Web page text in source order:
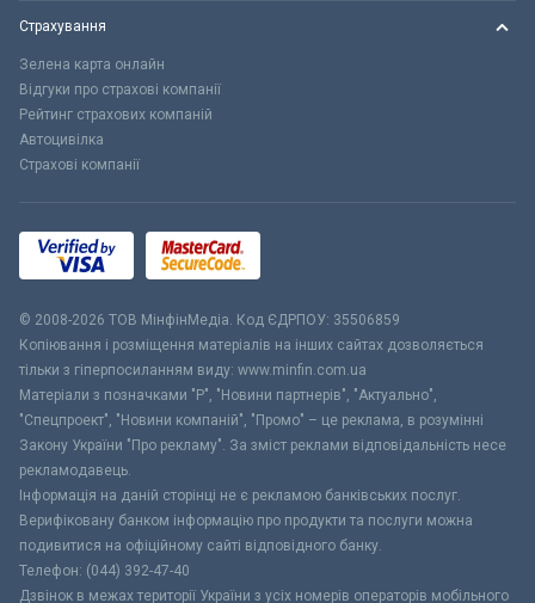
Страхування
Зелена карта онлайн
Відгуки про страхові компанії
Рейтинг страхових компаній
Автоцивілка
Страхові компанії
© 2008-2026 ТОВ МiнфiнМедiа. Код ЄДРПОУ: 35506859
Копіювання і розміщення матеріалів на інших сайтах дозволяється
тільки з гіперпосиланням виду: www.minfin.com.ua
Матеріали з позначками "Р", "Новини партнерів", "Актуально",
"Спецпроект", "Новини компаній", "Промо" – це реклама, в розумінні
Закону України "Про рекламу". За зміст реклами відповідальність несе
рекламодавець.
Інформація на даній сторінці не є рекламою банківських послуг.
Верифіковану банком інформацію про продукти та послуги можна
подивитися на офіційному сайті відповідного банку.
Телефон: (044) 392-47-40
Дзвінок в межах території України з усіх номерів операторів мобільного